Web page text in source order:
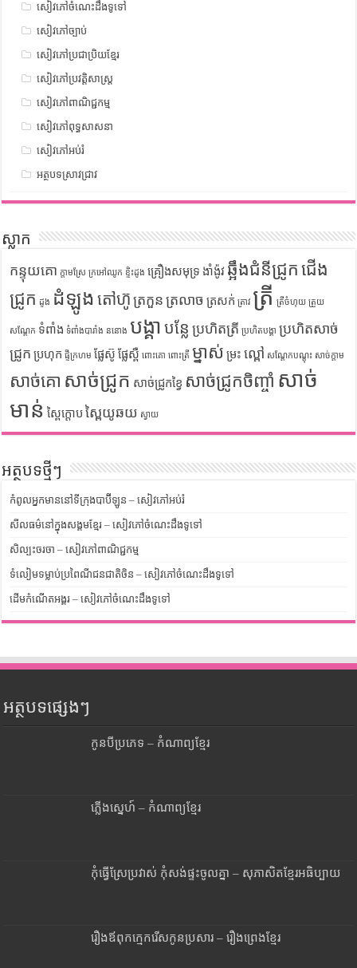
សៀវភៅចំណេះដឹងទូទៅ
សៀវភៅច្បាប់
សៀវភៅប្រជាប្រិយខ្មែរ
សៀវភៅប្រវត្តិសាស្រ្ត
សៀវភៅពាណិជ្ជកម្ម
សៀវភៅពុទ្ធសាសនា
សៀវភៅអប់រំ
អត្ថបទស្រាវជ្រាវ
ស្លាក
កន្ទុយគោ ក្តាមស្រែ ក្រអៅឈូក ខ្ទិះដូង គ្រឿងសមុទ្រ ងាំង៉ូវ ឆ្អឹងជំនីជ្រូក ជើង
ជ្រូក ដូង ដំឡូង តៅហ៊ូ ត្រកួន ត្រលាច ត្រសក់ ត្រាវ ត្រី ត្រីចំហុយ ត្រួយ
សណ្តែក ទំពាំង ទំពាំងបារាំង ននោង បង្គា បន្លែ ប្រហិតត្រី ប្រហិតបង្គា ប្រហិតសាច់
ជ្រូក ប្រហុក ផ្ទីក្រហម ផ្លែស៊ូ ផ្លែស្ពឺ ពោះគោ ពោះត្រី ម្នាស់ ម្រះ ល្ពៅ សណ្តែកបណ្តុះ សាច់ក្តាម
សាច់គោ សាច់ជ្រូក សាច់ជ្រូកខ្វៃ សាច់ជ្រូកចិញ្ចាំ សាច់
មាន់ ស្ពៃក្តោប ស្ពៃយូឆយ ស្វាយ
អត្ថបទថ្មីៗ
កំពូលអ្នកមាននៅទីក្រុងបាប៊ីឡូន – សៀវភៅអប់រំ
សីលធម៌នៅក្នុងសង្គមខ្មែរ – សៀវភៅចំណេះដឹងទូទៅ
សិល្បះចរចា – សៀវភៅពាណិជ្ជកម្ម
ទំលៀមទម្លាប់ប្រពៃណីជនជាតិចិន – សៀវភៅចំណេះដឹងទូទៅ
ដើមកំណើតអង្គរ – សៀវភៅចំណេះដឹងទូទៅ
អត្ថបទផ្សេងៗ
កូនបីប្រភេទ – កំណាព្យខ្មែរ
ភ្លើងស្នេហ៍ – កំណាព្យខ្មែរ
កុំធ្វើស្រែប្រវាស់ កុំសង់ផ្ទះចូលគ្នា – សុភាសិតខ្មែរអធិប្បាយ
រឿងឪពុកក្មេករើសកូនប្រសារ – រឿងព្រេងខ្មែរ